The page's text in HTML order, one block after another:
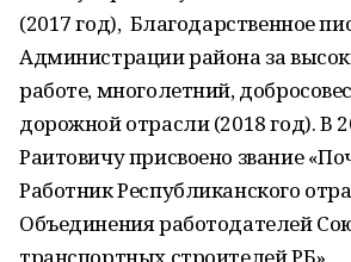
(2017 год), Благодарственное
Администрации района за
работе, многолетний,
дорожной отрасли (2018 год). В
Раитовичу присвоено звание
Работник Республиканского
Объединения работодателей